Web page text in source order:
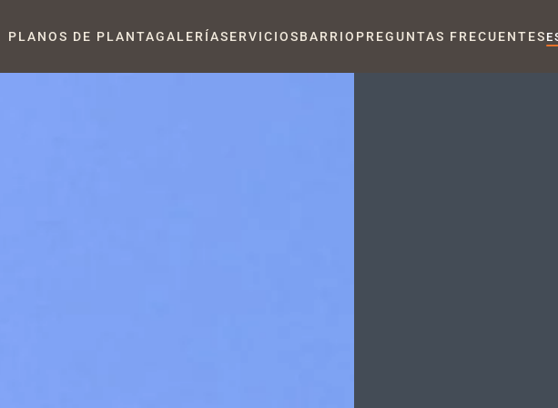
PLANOS DE PLANTAGALERÍASERVICIOSBARRIO PREGUNTAS FRECUENTES